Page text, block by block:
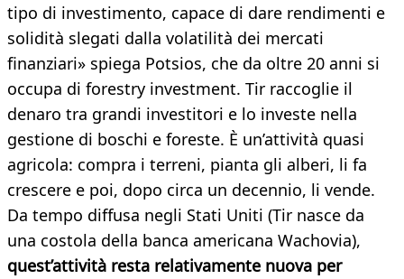
tipo di investimento, capace di dare rendimenti e
solidità slegati dalla volatilità dei mercati
finanziari» spiega Potsios, che da oltre 20 anni si
occupa di forestry investment. Tir raccoglie il
denaro tra grandi investitori e lo investe nella
gestione di boschi e foreste. È un’attività quasi
agricola: compra i terreni, pianta gli alberi, li fa
crescere e poi, dopo circa un decennio, li vende.
Da tempo diffusa negli Stati Uniti (Tir nasce da
una costola della banca americana Wachovia),
quest’attività resta relativamente nuova per